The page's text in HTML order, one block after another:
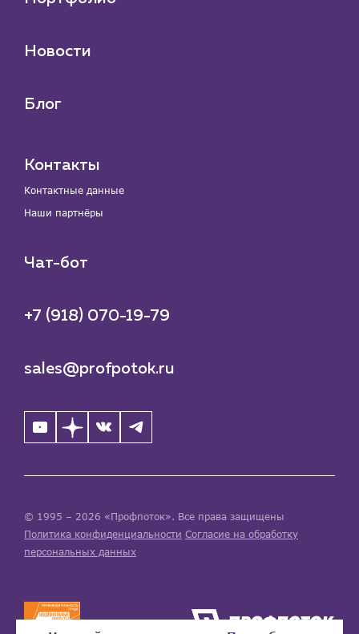
Новости
Блог
Контакты
Контактные данные
Наши партнёры
Чат-бот
+7 (918) 070-19-79
sales@profpotok.ru
© 1995 – 2026 «Профпоток». Все права защищены
Политика конфиденциальности Согласие на обработку
персональных данных